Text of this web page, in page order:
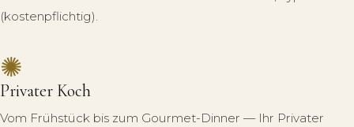
(kostenpflichtig).
✺
Privater Koch
Vom Frühstück bis zum Gourmet-Dinner — Ihr Privater